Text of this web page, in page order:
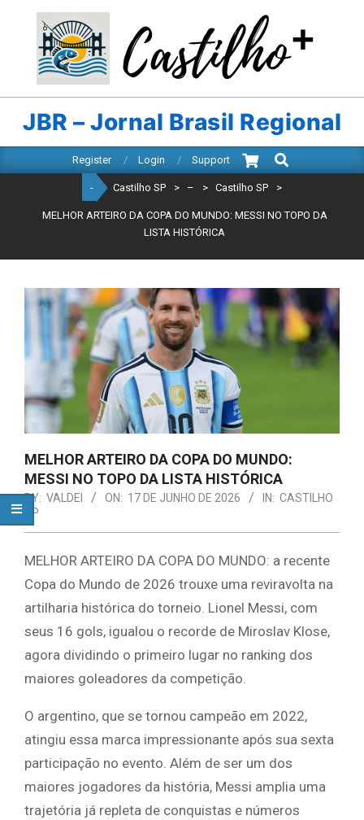
content
CASTILHO
SP
JBR – Jornal Brasil Regional
Navigation
Register Login Support
Search
- Castilho SP > – > Castilho SP >
MELHOR ARTEIRO DA COPA DO MUNDO: MESSI NO TOPO DA
LISTA HISTÓRICA
MELHOR ARTEIRO DA COPA DO MUNDO:
MESSI NO TOPO DA LISTA HISTÓRICA
BY: VALDEI ON: 17 DE JUNHO DE 2026 IN: CASTILHO
SP
MELHOR ARTEIRO DA COPA DO MUNDO: a recente
Copa do Mundo de 2026 trouxe uma reviravolta na
artilharia histórica do torneio. Lionel Messi, com
seus 16 gols, igualou o recorde de Miroslav Klose,
agora dividindo o primeiro lugar no ranking dos
maiores goleadores da competição.
O argentino, que se tornou campeão em 2022,
atingiu essa marca impressionante após sua sexta
participação no evento. Além de ser um dos
maiores jogadores da história, Messi amplia uma
trajetória já repleta de conquistas e números